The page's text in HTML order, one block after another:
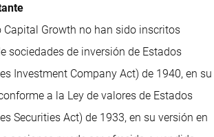
Capital Growth no han sido inscritos
sociedades de inversión de Estados
Investment Company Act) de 1940, en su
a la Ley de valores de Estados
Securities Act) de 1933, en su versión en